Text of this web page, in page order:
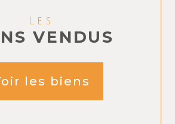
Les
VENDUS
les biens